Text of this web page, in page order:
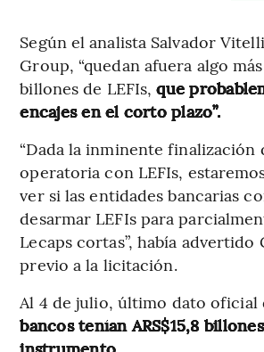
Según el analista Salvador
Group, “quedan afuera algo más
billones de LEFIs, que
encajes en el corto plazo”.
“Dada la inminente finalización
operatoria con LEFIs,
ver si las entidades bancarias
desarmar LEFIs para
Lecaps cortas”, había advertido
previo a la licitación.
Al 4 de julio, último dato
bancos tenían ARS$15,8